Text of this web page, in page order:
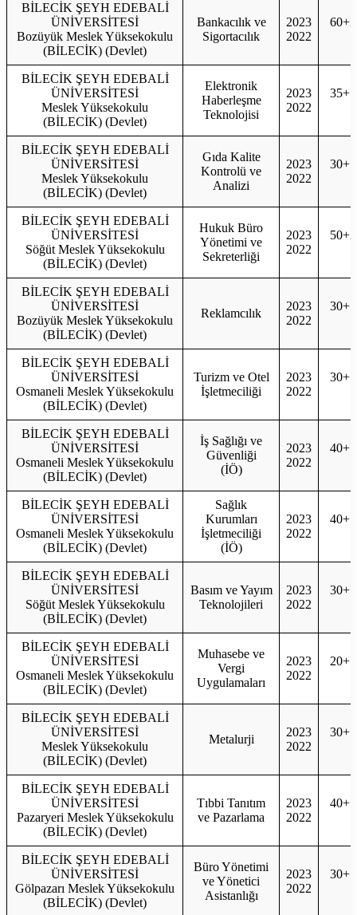
BİLECİK ŞEYH EDEBALİ
ÜNİVERSİTESİ
Bozüyük Meslek Yüksekokulu
(BİLECİK) (Devlet)
Bankacılık ve
Sigortacılık
2023
2022
BİLECİK ŞEYH EDEBALİ
ÜNİVERSİTESİ
Meslek Yüksekokulu
(BİLECİK) (Devlet)
Elektronik
Haberleşme
Teknolojisi
2023
2022
BİLECİK ŞEYH EDEBALİ
ÜNİVERSİTESİ
Meslek Yüksekokulu
(BİLECİK) (Devlet)
Gıda Kalite
Kontrolü ve
Analizi
2023
2022
BİLECİK ŞEYH EDEBALİ
ÜNİVERSİTESİ
Söğüt Meslek Yüksekokulu
(BİLECİK) (Devlet)
Hukuk Büro
Yönetimi ve
Sekreterliği
2023
2022
BİLECİK ŞEYH EDEBALİ
ÜNİVERSİTESİ
Bozüyük Meslek Yüksekokulu
(BİLECİK) (Devlet)
Reklamcılık
2023
2022
BİLECİK ŞEYH EDEBALİ
ÜNİVERSİTESİ
Osmaneli Meslek Yüksekokulu
(BİLECİK) (Devlet)
Turizm ve Otel
İşletmeciliği
2023
2022
BİLECİK ŞEYH EDEBALİ
ÜNİVERSİTESİ
Osmaneli Meslek Yüksekokulu
(BİLECİK) (Devlet)
İş Sağlığı ve
Güvenliği
(İÖ)
2023
2022
BİLECİK ŞEYH EDEBALİ
ÜNİVERSİTESİ
Osmaneli Meslek Yüksekokulu
(BİLECİK) (Devlet)
Sağlık
Kurumları
İşletmeciliği
(İÖ)
2023
2022
BİLECİK ŞEYH EDEBALİ
ÜNİVERSİTESİ
Söğüt Meslek Yüksekokulu
(BİLECİK) (Devlet)
Basım ve Yayım
Teknolojileri
2023
2022
BİLECİK ŞEYH EDEBALİ
ÜNİVERSİTESİ
Osmaneli Meslek Yüksekokulu
(BİLECİK) (Devlet)
Muhasebe ve
Vergi
Uygulamaları
2023
2022
BİLECİK ŞEYH EDEBALİ
ÜNİVERSİTESİ
Meslek Yüksekokulu
(BİLECİK) (Devlet)
Metalurji
2023
2022
BİLECİK ŞEYH EDEBALİ
ÜNİVERSİTESİ
Pazaryeri Meslek Yüksekokulu
(BİLECİK) (Devlet)
Tıbbi Tanıtım
ve Pazarlama
2023
2022
BİLECİK ŞEYH EDEBALİ
ÜNİVERSİTESİ
Gölpazarı Meslek Yüksekokulu
(BİLECİK) (Devlet)
Büro Yönetimi
ve Yönetici
Asistanlığı
2023
2022